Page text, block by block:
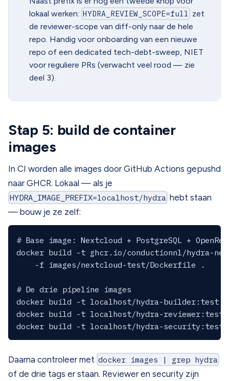
lokaal werken: HYDRA_REVIEW_SCOPE=full zet
de reviewer-scope van diff-only naar de hele
repo. Handig voor onboarding van een nieuwe
repo of een dedicated tech-debt-sweep, NIET
voor reguliere PRs (verwacht veel rood — zie
deel 3).
Stap 5: build de container
images
In CI worden alle images door GitHub Actions gepushd
naar GHCR. Lokaal — als je
HYDRA_IMAGE_PREFIX=localhost/hydra hebt staan
— bouw je ze zelf:
# Base image: Nextcloud + PostgreSQL +
docker build -t ghcr.io/conductionnl/hydra-
    -f images/nextcloud-test/Dockerfile .
# De drie pipeline images
docker build -t localhost/hydra-builder:test
docker build -t localhost/hydra-reviewer:test
Daarna controleer met docker images | grep hydra
of de drie tags er staan. Reviewer en security zijn